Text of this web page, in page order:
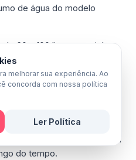
de água do modelo
60 a 100 litros por ciclo e
completo, é essencial
selo Procel A e o menor
de lavagem que
elétrica sem comprometer a
análise pode garantir uma
do tempo.
melhorar sua experiência. Ao
concorda com nossa política
Ler Política